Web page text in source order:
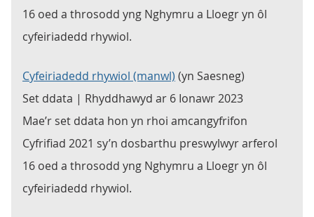
16 oed a throsodd yng Nghymru a Lloegr yn ôl
cyfeiriadedd rhywiol.
Cyfeiriadedd rhywiol (manwl) (yn Saesneg)
Set ddata | Rhyddhawyd ar 6 Ionawr 2023
Mae’r set ddata hon yn rhoi amcangyfrifon
Cyfrifiad 2021 sy’n dosbarthu preswylwyr arferol
16 oed a throsodd yng Nghymru a Lloegr yn ôl
cyfeiriadedd rhywiol.